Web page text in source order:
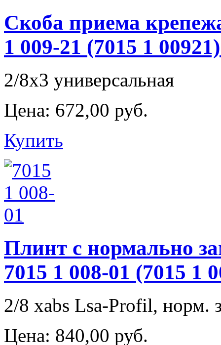
Скоба приема
1 009-21 (7015 1
2/8х3 универсальная
Цена: 672,00 руб.
Купить
Плинт с нормально
7015 1 008-01 (7015 1
2/8 хabs Lsa-Profil, норм.
Цена: 840,00 руб.